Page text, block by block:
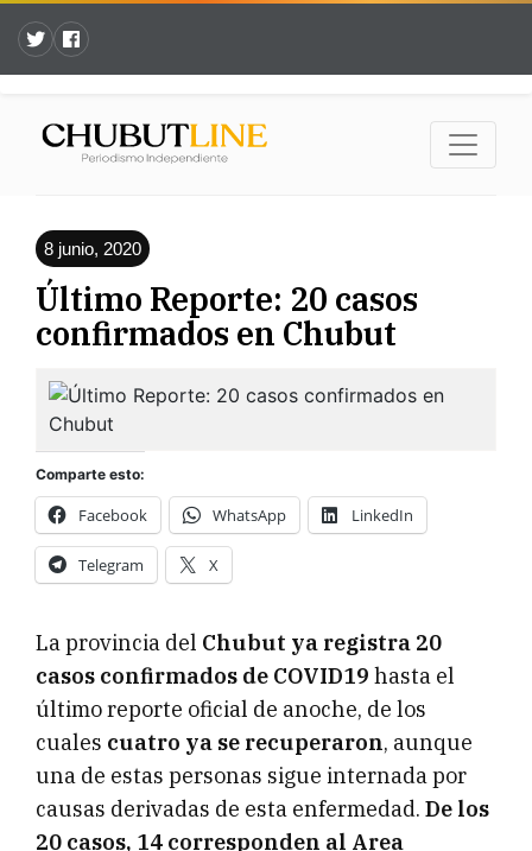
8 junio, 2020
Último Reporte: 20 casos
confirmados en Chubut
Comparte esto:
Facebook WhatsApp LinkedIn
Telegram X
La provincia del Chubut ya registra 20
casos confirmados de COVID19 hasta el
último reporte oficial de anoche, de los
cuales cuatro ya se recuperaron, aunque
una de estas personas sigue internada por
causas derivadas de esta enfermedad. De los
20 casos, 14 corresponden al Area